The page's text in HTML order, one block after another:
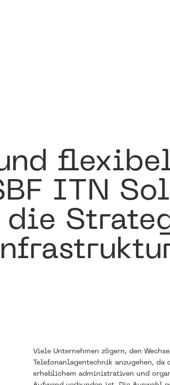
ITN
Viele Unternehmen zögern, den
Telefonanlagentechnik anzugehen, da
erheblichem administrativen und